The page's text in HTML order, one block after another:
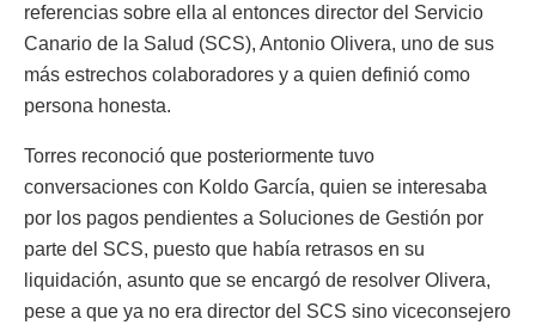
referencias sobre ella al entonces director del Servicio
Canario de la Salud (SCS), Antonio Olivera, uno de sus
más estrechos colaboradores y a quien definió como
persona honesta.
Torres reconoció que posteriormente tuvo
conversaciones con Koldo García, quien se interesaba
por los pagos pendientes a Soluciones de Gestión por
parte del SCS, puesto que había retrasos en su
liquidación, asunto que se encargó de resolver Olivera,
pese a que ya no era director del SCS sino viceconsejero